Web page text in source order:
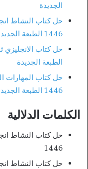
الجديدة
1446 الطبعة الجديدة
الطبعة الجديدة
حل كتاب المهارات
1446 الطبعة الجديدة
الكلمات الدلالية
1446